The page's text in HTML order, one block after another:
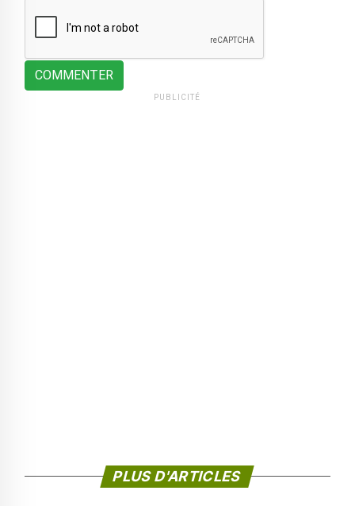
COMMENTER
PUBLICITÉ
PLUS D'ARTICLES